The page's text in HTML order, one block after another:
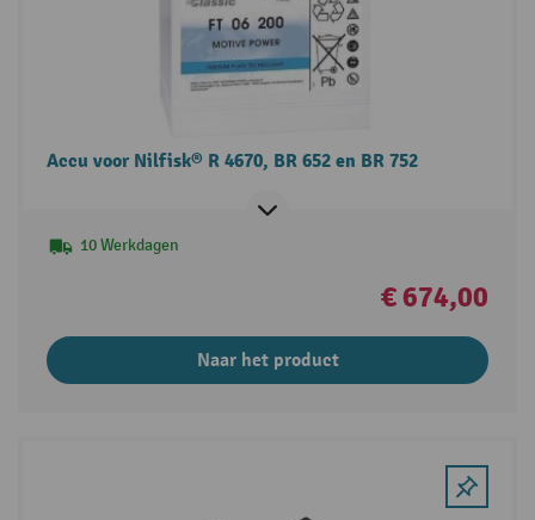
Accu voor Nilfisk® R 4670, BR 652 en BR 752
10 Werkdagen
€ 674,00
Naar het product